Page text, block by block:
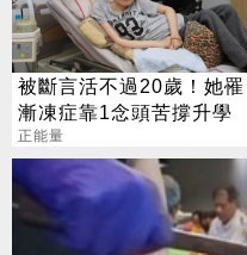
被斷言活不過20歲！她罹
漸凍症靠1念頭苦撐升學
正能量